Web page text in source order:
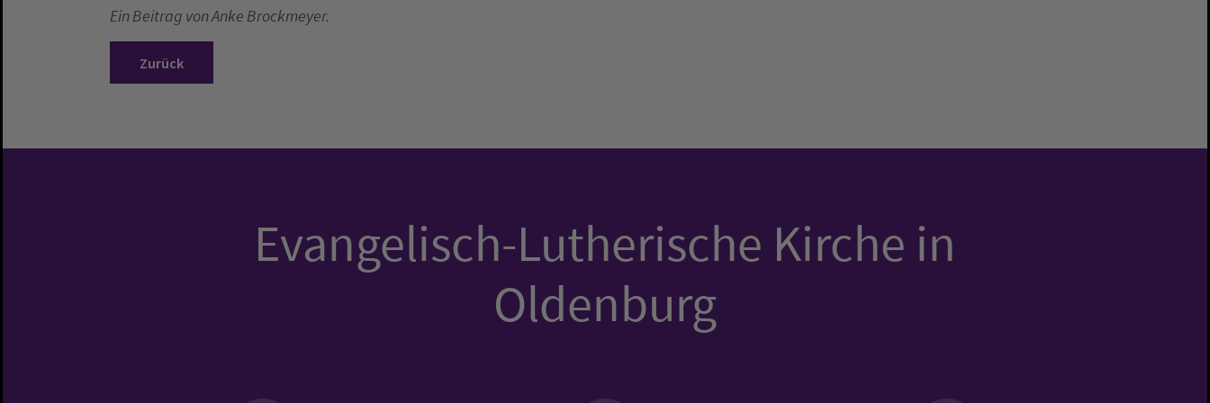
Ein Beitrag von Anke Brockmeyer.
Zurück
Evangelisch-Lutherische Kirche in
Oldenburg